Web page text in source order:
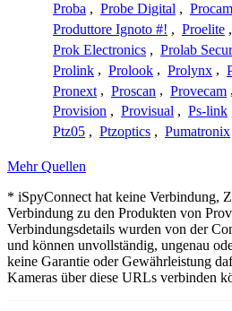
Proba , Probe Digital , Procam
Produttore Ignoto #! , Proelite ,
Prok Electronics , Prolab
Prolink , Prolook , Prolynx ,
Pronext , Proscan , Provecam ,
Provision , Provisual , Ps-link
Ptz05 , Ptzoptics , Pumatronix
Mehr Quellen
* iSpyConnect hat keine Verbindung,
Verbindung zu den Produkten von
Verbindungsdetails wurden von der
und können unvollständig, ungenau
keine Garantie oder Gewährleistung
Kameras über diese URLs verbinden